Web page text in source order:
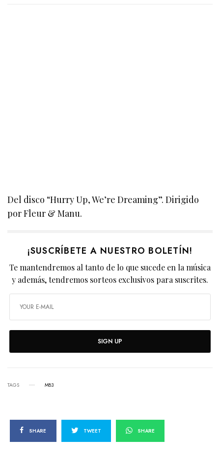
Del disco “Hurry Up, We’re Dreaming”. Dirigido
por Fleur & Manu.
¡SUSCRÍBETE A NUESTRO BOLETÍN!
Te mantendremos al tanto de lo que sucede en la música
y además, tendremos sorteos exclusivos para suscrites.
SIGN UP
TAGS M83
SHARE TWEET SHARE